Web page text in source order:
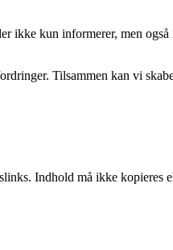
ikke kun informerer, men
Tilsammen kan vi
Indhold må ikke kopieres